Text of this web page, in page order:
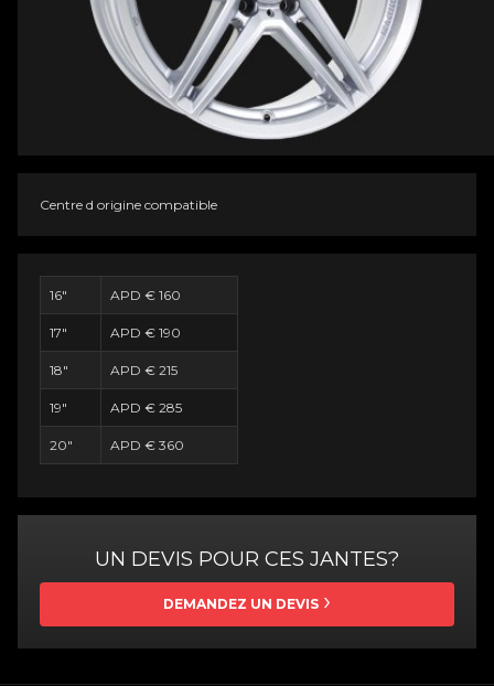
Centre d origine compatible
16" APD € 160
17" APD € 190
18" APD € 215
19" APD € 285
20" APD € 360
UN DEVIS POUR CES JANTES?
DEMANDEZ UN DEVIS